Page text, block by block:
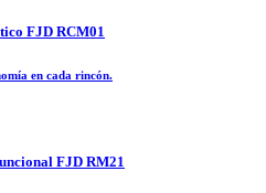
FJD RCM01
en cada rincón.
FJD RM21